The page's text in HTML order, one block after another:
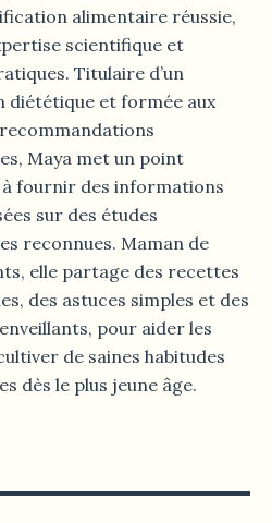
alimentaire réussie,
scientifique et
Titulaire d’un
diététique et formée aux
Maya met un point
à fournir des informations
sur des études
reconnues. Maman de
elle partage des recettes
des astuces simples et des
pour aider les
de saines habitudes
dès le plus jeune âge.